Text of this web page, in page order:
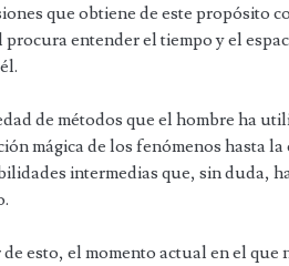
que obtiene de este propósito
procura entender el tiempo y el
de métodos que el hombre ha
mágica de los fenómenos hasta
intermedias que, sin duda,
esto, el momento actual en el